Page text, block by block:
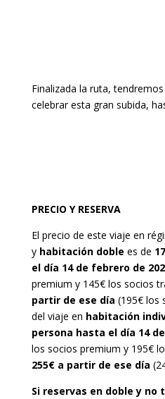
Finalizada la ruta,
celebrar esta gran subida,
PRECIO Y RESERVA
El precio de este viaje en
y habitación doble es de
el día 14 de febrero de
premium y 145€ los socios
partir de ese día (195€ los
del viaje en habitación
persona hasta el día 14
los socios premium y 195€
255€ a partir de ese día
Si reservas en doble y no